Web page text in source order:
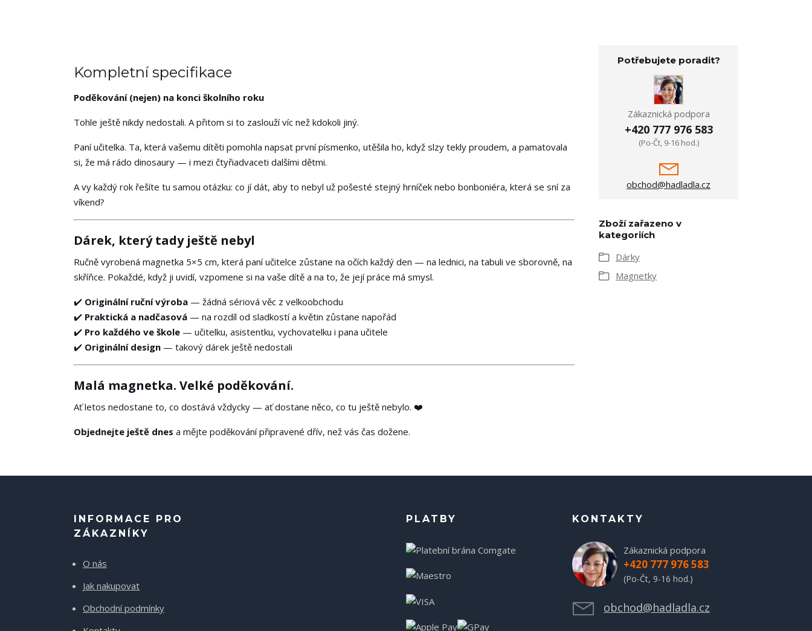
Kompletní specifikace
Poděkování (nejen) na konci školního roku
Tohle ještě nikdy nedostali. A přitom si to zaslouží víc než kdokoli jiný.
Paní učitelka. Ta, která vašemu dítěti pomohla napsat první písmenko, utěšila ho, když slzy tekly proudem, a pamatovala
si, že má rádo dinosaury — i mezi čtyřiadvaceti dalšími dětmi.
A vy každý rok řešíte tu samou otázku: co jí dát, aby to nebyl už pošesté stejný hrníček nebo bonboniéra, která se sní za
víkend?
Dárek, který tady ještě nebyl
Ručně vyrobená magnetka 5×5 cm, která paní učitelce zůstane na očích každý den — na lednici, na tabuli ve sborovně, na
skříňce. Pokaždé, když ji uvidí, vzpomene si na vaše dítě a na to, že její práce má smysl.
✔️ Originální ruční výroba — žádná sériová věc z velkoobchodu
✔️ Praktická a nadčasová — na rozdíl od sladkostí a květin zůstane napořád
✔️ Pro každého ve škole — učitelku, asistentku, vychovatelku i pana učitele
✔️ Originální design — takový dárek ještě nedostali
Malá magnetka. Velké poděkování.
Ať letos nedostane to, co dostává vždycky — ať dostane něco, co tu ještě nebylo. ❤️
Objednejte ještě dnes a mějte poděkování připravené dřív, než vás čas dožene.
Potřebujete poradit?
Zákaznická podpora
+420 777 976 583
(Po-Čt, 9-16 hod.)
obchod@hadladla.cz
Zboží zařazeno v
kategoriích
Dárky
Magnetky
INFORMACE PRO
ZÁKAZNÍKY
O nás
Jak nakupovat
Obchodní podmínky
PLATBY KONTAKTY
Zákaznická podpora
+420 777 976 583
(Po-Čt, 9-16 hod.)
obchod@hadladla.cz